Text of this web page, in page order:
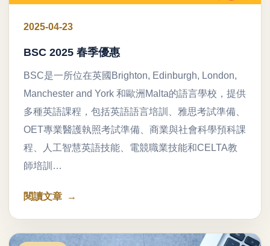
2025-04-23
BSC 2025 春季優惠
BSC是一所位在英國Brighton, Edinburgh, London,
Manchester and York 和歐洲Malta的語言學校，提供
多種英語課程，包括英語語言培訓、雅思考試準備、
OET專業醫護執照考試準備、商業與社會科學預科課
程、人工智慧英語技能、電競職業技能和CELTA教
師培訓…
閱讀文章